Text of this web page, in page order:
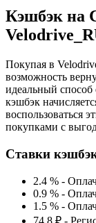
Кэшбэк на
Покупая в
возможность
идеальный способ
кэшбэк
воспользоваться
покупками с
Ставки
2.4 % -
0.9 % -
1.5 % -
74.8 ₽ -